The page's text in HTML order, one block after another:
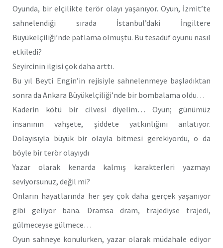
Oyunda, bir elçilikte terör olayı yaşanıyor. Oyun, İzmit’te
sahnelendiği sırada İstanbul’daki İngiltere
Büyükelçiliği’nde patlama olmuştu. Bu tesadüf oyunu nasıl
etkiledi?
Seyircinin ilgisi çok daha arttı.
Bu yıl Beyti Engin’in rejisiyle sahnelenmeye başladıktan
sonra da Ankara Büyükelçiliği’nde bir bombalama oldu…
Kaderin kötü bir cilvesi diyelim… Oyun; günümüz
insanının vahşete, şiddete yatkınlığını anlatıyor.
Dolayısıyla büyük bir olayla bitmesi gerekiyordu, o da
böyle bir terör olayıydı
Yazar olarak kenarda kalmış karakterleri yazmayı
seviyorsunuz, değil mi?
Onların hayatlarında her şey çok daha gerçek yaşanıyor
gibi geliyor bana. Dramsa dram, trajediyse trajedi,
gülmeceyse gülmece…
Oyun sahneye konulurken, yazar olarak müdahale ediyor